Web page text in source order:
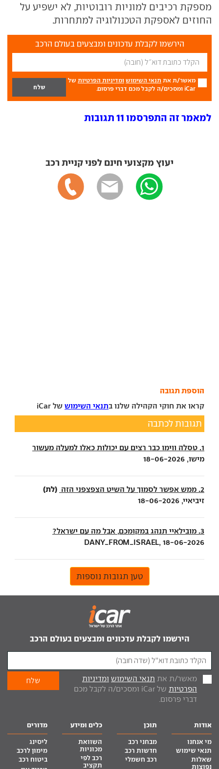
מספקת רכיבים למוניות רובוטיות, לא ישפיע על
החוזים לאספקת הטכנולוגיה למתחרות.
הירשמו לקבלת עדכונים ומבצעים בעולם הרכב
מאשר/ת את תנאי השימוש ומדיניות הפרטיות של
iCar ומסכים/ה לקבל מכם דברי פרסום.
למאמר זה התפרסמו 11 תגובות
יעוץ מקצועי חינם לפני קניית רכב
הוספת תגובה
קראו את חוקי הקהילה שלנו בתנאי השימוש של iCar
תגובות לכתבה
1. טסלה ווימו כבר רצים עם יכולות כאלו למעלה מעשור
מישו, 18-06-2026
2. ממש אפשר לסמוך על השיט הצפצפני הזה (לת)
זיביאיי, 18-06-2026
3. מובילאיי תנהג במקומכם, אבל מה עם ישראל?
DANY_FROM_ISRAEL, 18-06-2026
טען תגובות נוספות
הירשמו לקבלת עדכונים ומבצעים בעולם הרכב
מאשר/ת את תנאי השימוש ומדיניות
הפרטיות
של iCar ומסכים/ה לקבל מכם
דברי פרסום.
אודות
מי אנחנו
תנאי שימוש
שאלות
נפוצות
תוכן
מבחני רכב
חדשות רכב
רכב חשמלי
כלים ומידע
השוואת
מכוניות
רכב לפי
תקציב
מדורים
ליסינג
מימון לרכב
ביטוח רכב